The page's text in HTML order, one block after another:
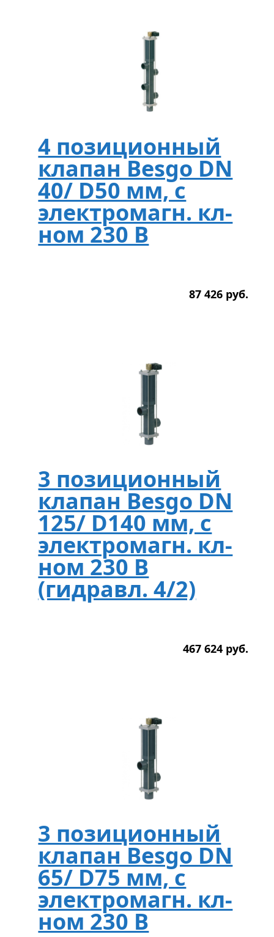
4 позиционный
клапан Besgo DN
40/ D50 мм, с
электромагн. кл-
ном 230 В
87 426 руб.
3 позиционный
клапан Besgo DN
125/ D140 мм, с
электромагн. кл-
ном 230 В
(гидравл. 4/2)
467 624 руб.
3 позиционный
клапан Besgo DN
65/ D75 мм, с
электромагн. кл-
ном 230 В